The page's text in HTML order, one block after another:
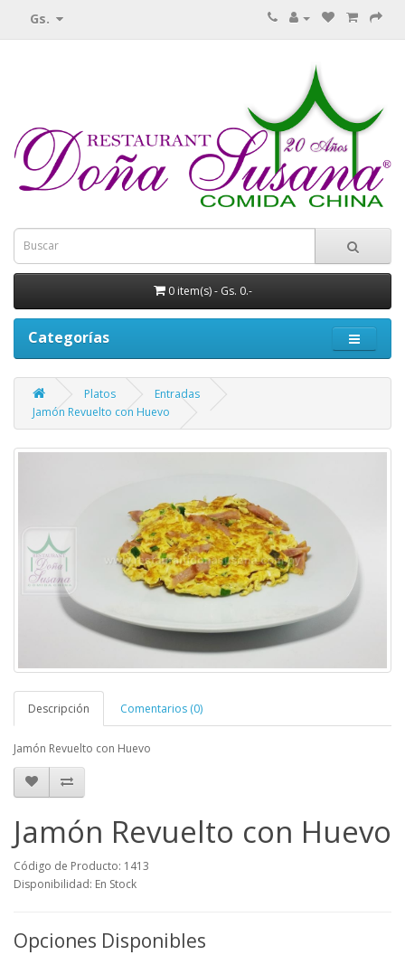
Gs.
0 item(s) - Gs. 0.-
Categorías
Platos
Entradas
Jamón Revuelto con Huevo
Descripción Comentarios (0)
Jamón Revuelto con Huevo
Jamón Revuelto con Huevo
Código de Producto: 1413
Disponibilidad: En Stock
Opciones Disponibles